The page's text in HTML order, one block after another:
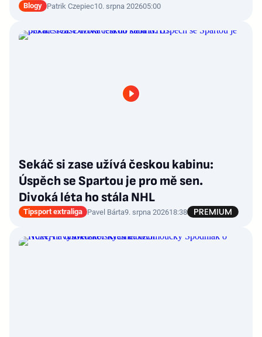
Blogy Patrik Czepiec10. srpna 202605:00
Sekáč si zase užívá českou kabinu:
Úspěch se Spartou je pro mě sen.
Divoká léta ho stála NHL
Tipsport extraliga Pavel Bárta9. srpna 202618:38